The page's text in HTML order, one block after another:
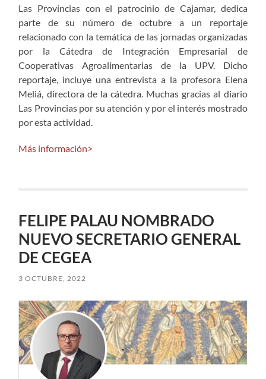
Las Provincias con el patrocinio de Cajamar, dedica
parte de su número de octubre a un reportaje
relacionado con la temática de las jornadas organizadas
por la Cátedra de Integración Empresarial de
Cooperativas Agroalimentarias de la UPV. Dicho
reportaje, incluye una entrevista a la profesora Elena
Meliá, directora de la cátedra. Muchas gracias al diario
Las Provincias por su atención y por el interés mostrado
por esta actividad.
Más información>
FELIPE PALAU NOMBRADO
NUEVO SECRETARIO GENERAL
DE CEGEA
3 OCTUBRE, 2022